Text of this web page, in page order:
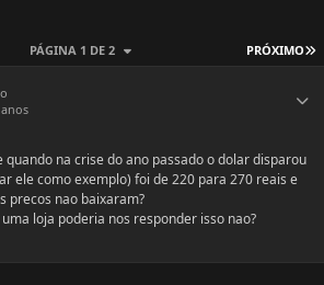
PRÓXIMO
PÁGINA 1 DE 2
na crise do ano passado o dolar disparou
ele como exemplo) foi de 220 para 270 reais e
precos nao baixaram?
loja poderia nos responder isso nao?